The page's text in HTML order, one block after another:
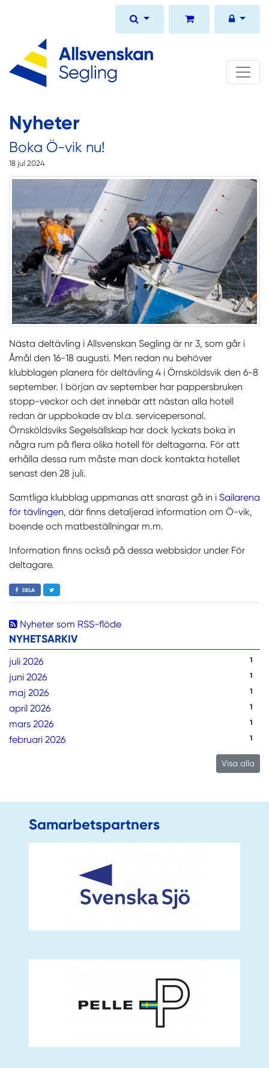
Nyheter som RSS-flöde
NYHETSARKIV
juli 2026 1
juni 2026 1
maj 2026 1
april 2026 1
mars 2026 1
februari 2026 1
Visa alla
Nyheter
Boka Ö-vik nu!
18 jul 2024
Nästa deltävling i Allsvenskan Segling är nr 3, som går i
Åmål den 16-18 augusti. Men redan nu behöver
klubblagen planera för deltävling 4 i Örnsköldsvik den 6-8
september. I början av september har pappersbruken
stopp-veckor och det innebär att nästan alla hotell
redan är uppbokade av bl.a. servicepersonal.
Örnsköldsviks Segelsällskap har dock lyckats boka in
några rum på flera olika hotell för deltagarna. För att
erhålla dessa rum måste man dock kontakta hotellet
senast den 28 juli.
Samtliga klubblag uppmanas att snarast gå in i Sailarena
för tävlingen, där finns detaljerad information om Ö-vik,
boende och matbeställningar m.m.
Information finns också på dessa webbsidor under För
deltagare.
DELA
Samarbetspartners